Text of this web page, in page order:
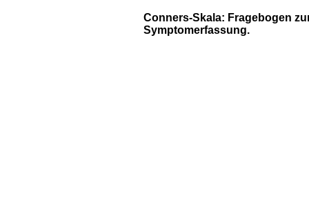
Conners-Skala: Fragebogen
Symptomerfassung.